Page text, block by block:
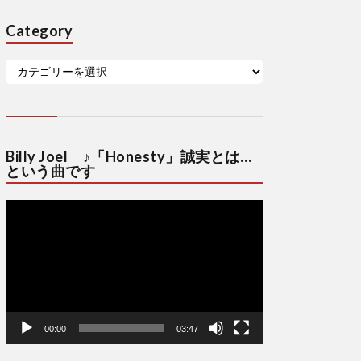
Category
Billy Joel ♪「Honesty」誠実とは…
という曲です
動
00:00 03:47